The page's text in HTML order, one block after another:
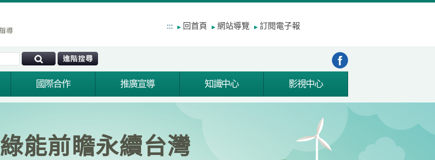
::: 回首頁 網站導覽 訂閱電子報
國際合作 推廣宣導 知識中心 影視中心
綠能前瞻永續台灣